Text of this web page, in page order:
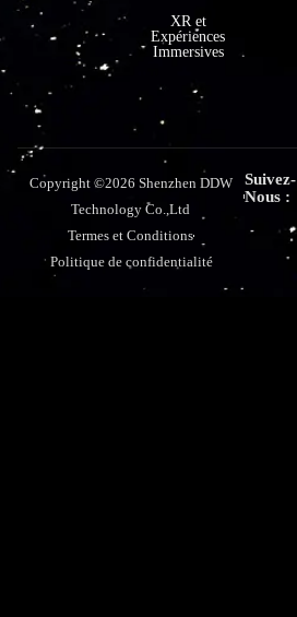
XR et
Expériences
Immersives
Copyright ©2026 Shenzhen DDW
Technology Co.,Ltd
Termes et Conditions
Politique de confidentialité
Suivez-
Nous :